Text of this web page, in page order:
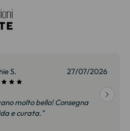
S. 27/07/2026
molto bello! Consegna
e curata."